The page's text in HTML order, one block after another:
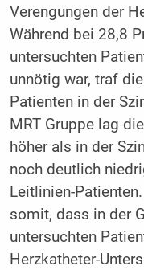
Verengungen der
Während bei 28,8
untersuchten
unnötig war, traf
Patienten in der
MRT Gruppe lag
höher als in der
noch deutlich
Leitlinien-
somit, dass in der
untersuchten
Herzkatheter-